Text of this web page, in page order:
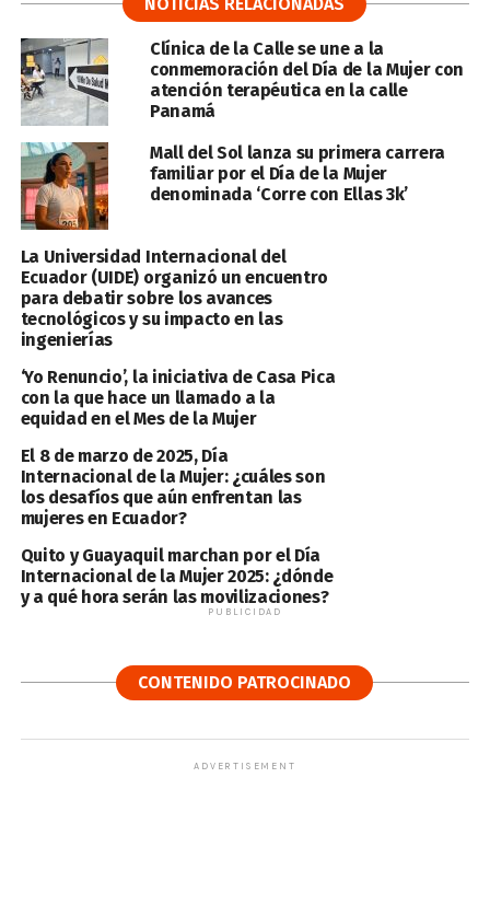
Clínica de la Calle se une a la
conmemoración del Día de la Mujer con
atención terapéutica en la calle
Panamá
Mall del Sol lanza su primera carrera
familiar por el Día de la Mujer
denominada ‘Corre con Ellas 3k’
La Universidad Internacional del
Ecuador (UIDE) organizó un encuentro
para debatir sobre los avances
tecnológicos y su impacto en las
ingenierías
‘Yo Renuncio’, la iniciativa de Casa Pica
con la que hace un llamado a la
equidad en el Mes de la Mujer
El 8 de marzo de 2025, Día
Internacional de la Mujer: ¿cuáles son
los desafíos que aún enfrentan las
mujeres en Ecuador?
Quito y Guayaquil marchan por el Día
Internacional de la Mujer 2025: ¿dónde
y a qué hora serán las movilizaciones?
PUBLICIDAD
CONTENIDO PATROCINADO
ADVERTISEMENT